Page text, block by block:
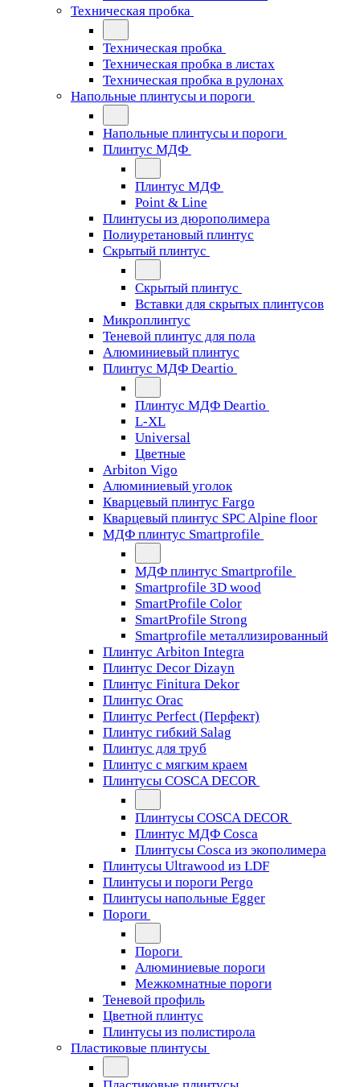
Техническая пробка
Техническая пробка
Техническая пробка в листах
Техническая пробка в рулонах
Напольные плинтусы и пороги
Напольные плинтусы и пороги
Плинтус МДФ
Плинтус МДФ
Point & Line
Плинтусы из дюрополимера
Полиуретановый плинтус
Скрытый плинтус
Скрытый плинтус
Вставки для скрытых плинтусов
Микроплинтус
Теневой плинтус для пола
Алюминиевый плинтус
Плинтус МДФ Deartio
Плинтус МДФ Deartio
L-XL
Universal
Цветные
Arbiton Vigo
Алюминиевый уголок
Кварцевый плинтус Fargo
Кварцевый плинтус SPC Alpine floor
МДФ плинтус Smartprofile
МДФ плинтус Smartprofile
Smartprofile 3D wood
SmartProfile Color
SmartProfile Strong
Smartprofile металлизированный
Плинтус Arbiton Integra
Плинтус Decor Dizayn
Плинтус Finitura Dekor
Плинтус Orac
Плинтус Perfect (Перфект)
Плинтус гибкий Salag
Плинтус для труб
Плинтус с мягким краем
Плинтусы COSCA DECOR
Плинтусы COSCA DECOR
Плинтус МДФ Cosca
Плинтусы Cosca из экополимера
Плинтусы Ultrawood из LDF
Плинтусы и пороги Pergo
Плинтусы напольные Egger
Пороги
Пороги
Алюминиевые пороги
Межкомнатные пороги
Теневой профиль
Цветной плинтус
Плинтусы из полистирола
Пластиковые плинтусы